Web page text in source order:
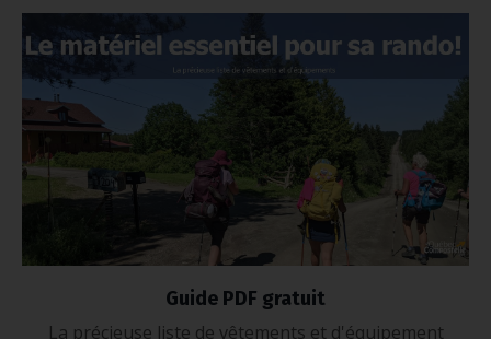
Guide PDF gratuit
La précieuse liste de vêtements et d'équipement